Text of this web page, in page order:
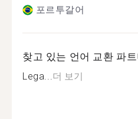
포르투갈어
찾고 있는 언어 교환 파트
Lega...더 보기